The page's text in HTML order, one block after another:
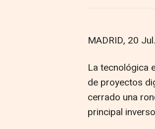
MADRID, 20
La tecnológica
de proyectos
cerrado una
principal